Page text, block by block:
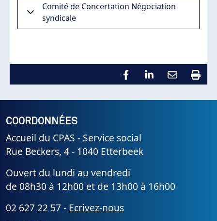
Comité de Concertation Négociation
syndicale
COORDONNÉES
Accueil du CPAS - Service social
Rue Beckers, 4 - 1040 Etterbeek
Ouvert du lundi au vendredi
de 08h30 à 12h00 et de 13h00 à 16h00
02 627 22 57 - Ecrivez-nous